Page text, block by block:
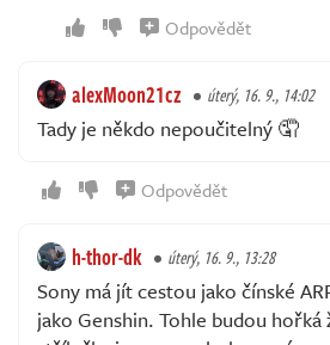
Odpovědět
alexMoon21cz úterý, 16. 9., 14:02
Tady je někdo nepoučitelný 🤦
Odpovědět
h-thor-dk úterý, 16. 9., 13:28
Sony má jít cestou jako čínské
jako Genshin. Tohle budou hořká